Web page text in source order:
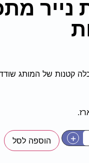
נייר
קטנות של המותג
+ הוספה לסל